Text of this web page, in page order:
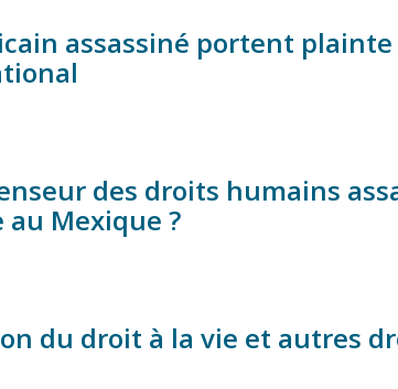
assassiné portent
des droits humains
Mexique ?
du droit à la vie et autres